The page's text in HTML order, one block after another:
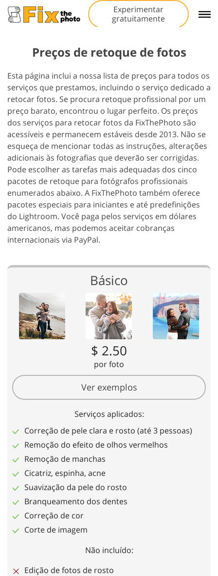
Experimentar
gratuitamente
Preços de retoque de fotos
Esta página inclui a nossa lista de preços para todos os
serviços que prestamos, incluindo o serviço dedicado a
retocar fotos. Se procura retoque profissional por um
preço barato, encontrou o lugar perfeito. Os preços
dos serviços para retocar fotos da FixThePhoto são
acessíveis e permanecem estáveis desde 2013. Não se
esqueça de mencionar todas as instruções, alterações
adicionais às fotografias que deverão ser corrigidas.
Pode escolher as tarefas mais adequadas dos cinco
pacotes de retoque para fotógrafos profissionais
enumerados abaixo. A FixThePhoto também oferece
pacotes especiais para iniciantes e até predefinições
do Lightroom. Você paga pelos serviços em dólares
americanos, mas podemos aceitar cobranças
internacionais via PayPal.
Básico
$ 2.50
por foto
Ver exemplos
Serviços aplicados:
Correção de pele clara e rosto (até 3 pessoas)
Remoção do efeito de olhos vermelhos
Remoção de manchas
Cicatriz, espinha, acne
Suavização da pele do rosto
Branqueamento dos dentes
Correção de cor
Corte de imagem
Não incluído:
Edição de fotos de rosto